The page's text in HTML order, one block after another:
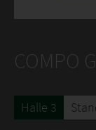
COMPO
Halle 3